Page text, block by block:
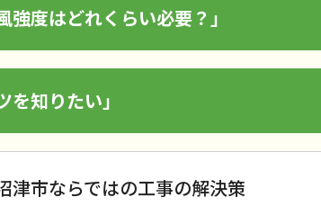
強度はどれくらい必要？」
を知りたい」
津市ならではの工事の解決策